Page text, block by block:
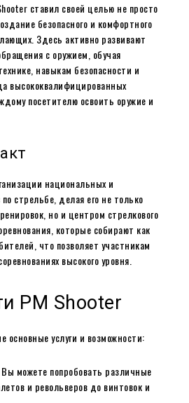
ставил своей целью не просто
безопасного и комфортного
Здесь активно развивают
с оружием, обучая
навыкам безопасности и
высококвалифицированных
посетителю освоить оружие и
национальных и
стрельбе, делая его не только
но и центром стрелкового
которые собирают как
что позволяет участникам
высокого уровня.
PM Shooter
основные услуги и возможности:
можете попробовать различные
и револьверов до винтовок и